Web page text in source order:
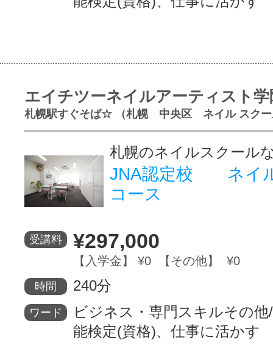
エイチツーネイルアーティスト学
札幌駅すぐそば☆ （札幌 中央区 ネイル スクー
札幌のネイルスクール
JNA認定校 ネイ
コース
受講料 ¥297,000
【入学金】 ¥0 【その他】 ¥0
時間 240分
ワード
ビジネス・専門スキルその
能検定(資格)、仕事に活かす